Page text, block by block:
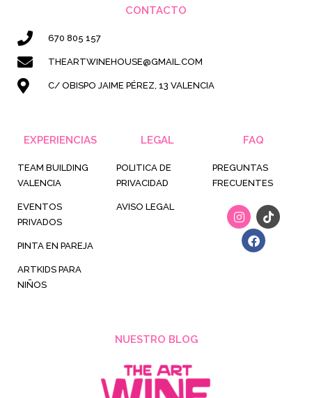
CONTACTO
670 805 157
THEARTWINEHOUSE@GMAIL.COM
C/ OBISPO JAIME PÉREZ, 13 VALENCIA
EXPERIENCIAS
TEAM BUILDING
VALENCIA
EVENTOS
PRIVADOS
PINTA EN PAREJA
ARTKIDS PARA
NIÑOS
LEGAL
POLITICA DE
PRIVACIDAD
AVISO LEGAL
FAQ
PREGUNTAS
FRECUENTES
I
n
s
t
T
i
F
a
c
e
NUESTRO BLOG